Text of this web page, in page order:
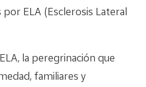
ELA (Esclerosis Lateral
la peregrinación que
familiares y